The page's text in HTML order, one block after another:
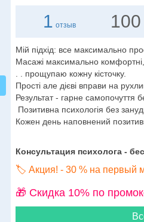
1 отзыв
Мій підхід: все максимально
Масажі максимально
. . прощупаю кожну кісточку.
Прості але дієві вправи на
Результат - гарне самопочуття
Позитивна психологія без
Кожен день наповнений
Консультация психолога -
🏷️ Акция! - 30 % на первый
🎁 Cкидка 10% по